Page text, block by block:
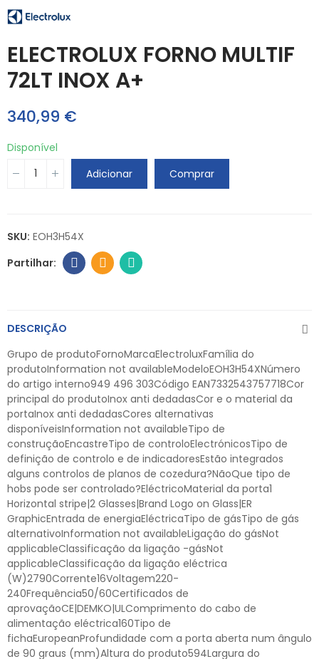
ELECTROLUX FORNO MULTIF
72LT INOX A+
340,99 €
Disponível
Adicionar
Comprar
SKU: EOH3H54X
DESCRIÇÃO
Grupo de produtoFornoMarcaElectroluxFamília do
produtoInformation not availableModeloEOH3H54XNúmero
do artigo interno949 496 303Código EAN7332543757718Cor
principal do produtoInox anti dedadasCor e o material da
portaInox anti dedadasCores alternativas
disponíveisInformation not availableTipo de
construçãoEncastreTipo de controloElectrónicosTipo de
definição de controlo e de indicadoresEstão integrados
alguns controlos de planos de cozedura?NãoQue tipo de
hobs pode ser controlado?EléctricoMaterial da porta1
Horizontal stripe|2 Glasses|Brand Logo on Glass|ER
GraphicEntrada de energiaEléctricaTipo de gásTipo de gás
alternativoInformation not availableLigação do gásNot
applicableClassificação da ligação -gásNot
applicableClassificação da ligação eléctrica
(W)2790Corrente16Voltagem220-
240Frequência50/60Certificados de
aprovaçãoCE|DEMKO|ULComprimento do cabo de
alimentação eléctrica160Tipo de
fichaEuropeanProfundidade com a porta aberta num ângulo
de 90 graus (mm)Altura do produto594Largura do